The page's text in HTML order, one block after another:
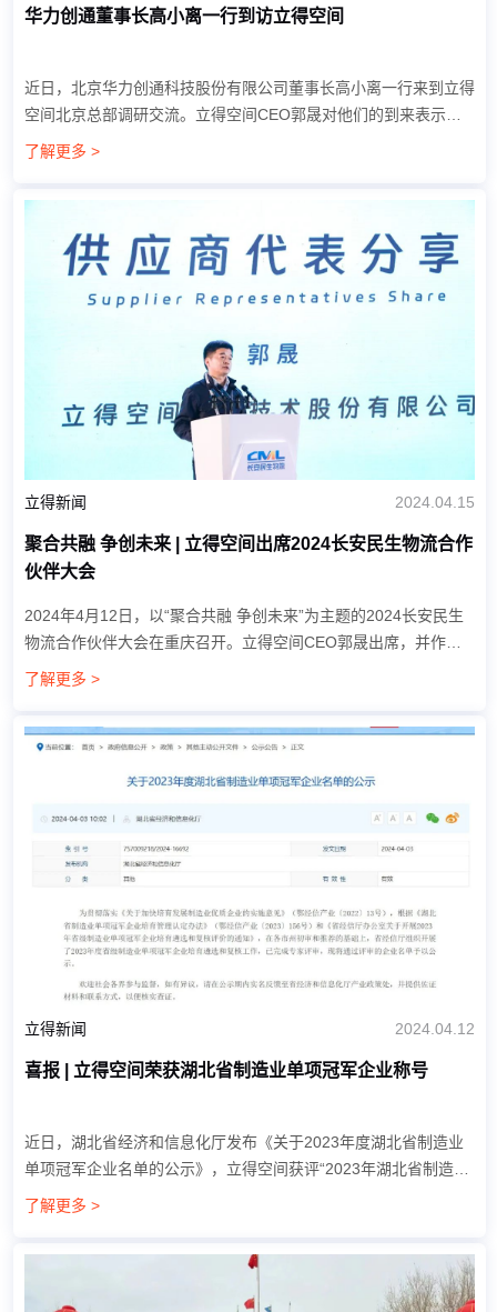
华力创通董事长高小离一行到访立得空间
近日，北京华力创通科技股份有限公司董事长高小离一行来到立得
空间北京总部调研交流。立得空间CEO郭晟对他们的到来表示热
烈欢迎，并带领华力创通一行参观北京总部，讲解立得空间的主营
了解更多 >
立得新闻 2024.04.15
聚合共融 争创未来 | 立得空间出席2024长安民生物流合作
伙伴大会
2024年4月12日，以“聚合共融 争创未来”为主题的2024长安民生
物流合作伙伴大会在重庆召开。立得空间CEO郭晟出席，并作为
供应商代表在大会上发言。 CEO郭晟发言实录： 我是立得空间信
了解更多 >
立得新闻 2024.04.12
喜报 | 立得空间荣获湖北省制造业单项冠军企业称号
近日，湖北省经济和信息化厅发布《关于2023年度湖北省制造业
单项冠军企业名单的公示》，立得空间获评“2023年湖北省制造业
单项冠军企业”。 制造业单项冠军企业是指长期专注于制造业特定
了解更多 >